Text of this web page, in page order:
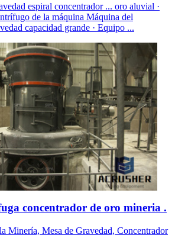
espiral concentrador ... oro aluvial ·
de la máquina Máquina del
capacidad grande · Equipo ...
concentrador de oro mineria .
Minería, Mesa de Gravedad, Concentrador